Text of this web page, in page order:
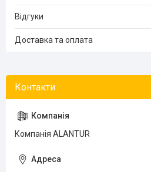
Відгуки
Доставка та оплата
Компанія ALANTUR